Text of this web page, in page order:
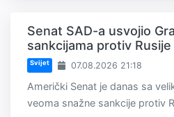
Senat SAD-a usvojio
sankcijama protiv Rusije
Svijet 07.08.2026 21:18
Američki Senat je danas sa
veoma snažne sankcije protiv